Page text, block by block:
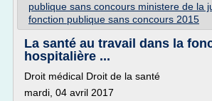
publique sans concours ministere de la
fonction publique sans concours 2015
La santé au travail dans la
hospitalière ...
Droit médical Droit de la santé
mardi, 04 avril 2017